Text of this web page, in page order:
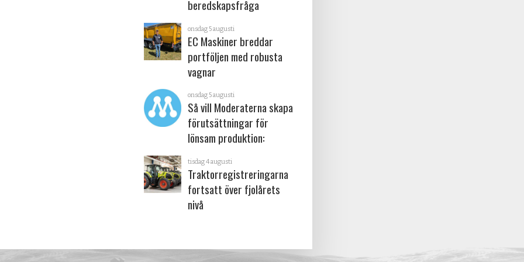
beredskapsfråga
onsdag 5 augusti
EC Maskiner breddar
portföljen med robusta
vagnar
onsdag 5 augusti
Så vill Moderaterna skapa
förutsättningar för
lönsam produktion:
tisdag 4 augusti
Traktorregistreringarna
fortsatt över fjolårets
nivå